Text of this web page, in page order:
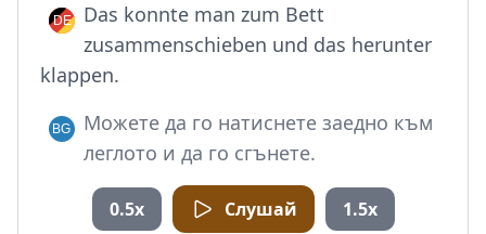
Das konnte man zum Bett
zusammenschieben und das herunter
klappen.
Можете да го натиснете заедно към
леглото и да го сгънете.
0.5x Слушай 1.5x